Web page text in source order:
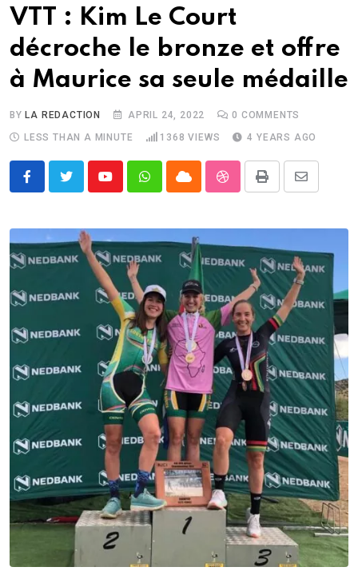
VTT : Kim Le Court
décroche le bronze et offre
à Maurice sa seule médaille
BYLA REDACTION APRIL 24, 2022 0 COMMENTS
LESS THAN A MINUTE
1368 VIEWS 4 YEARS AGO
YoutubeWhatsappCloud StumbleUpon
Print
Share
Email